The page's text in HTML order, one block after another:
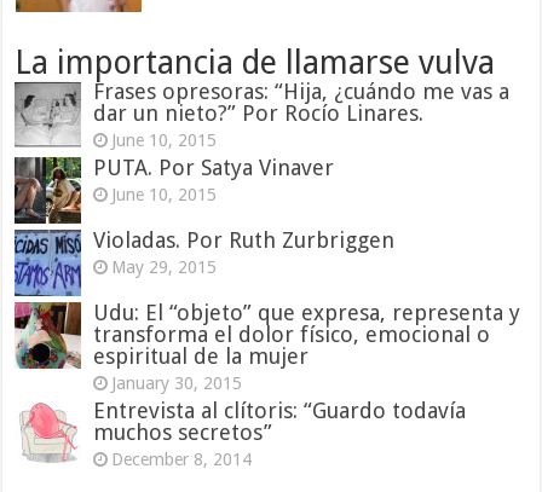
La importancia de llamarse vulva
Frases opresoras: “Hija, ¿cuándo me vas a
dar un nieto?” Por Rocío Linares.
June 10, 2015
PUTA. Por Satya Vinaver
June 10, 2015
Violadas. Por Ruth Zurbriggen
May 29, 2015
Udu: El “objeto” que expresa, representa y
transforma el dolor físico, emocional o
espiritual de la mujer
January 30, 2015
Entrevista al clítoris: “Guardo todavía
muchos secretos”
December 8, 2014